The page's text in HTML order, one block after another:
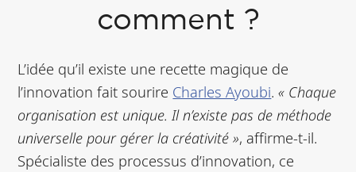
comment ?
L’idée qu’il existe une recette magique de
l’innovation fait sourire Charles Ayoubi.« Chaque
organisation est unique. Il n’existe pas de méthode
universelle pour gérer la créativité », affirme-t-il.
Spécialiste des processus d’innovation, ce